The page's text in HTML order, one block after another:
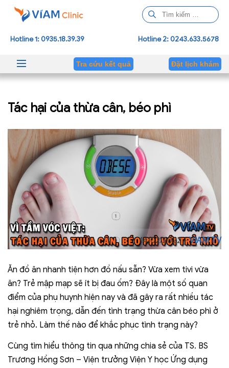
ì
m
h
:
Hotline 1: 0935.18.39.39 Hotline 2: 0243.633.5678
Tra cứu kết quả Đặt lịch khám
Tác hại của thừa cân, béo phì
14/02/2022 -VIAM TV
Ăn đồ ăn nhanh tiện hơn đồ nấu sẵn? Vừa xem tivi vừa
ăn? Trẻ mập mạp sẽ ít bị đau ốm? Đây là một số quan
điểm của phụ huynh hiện nay và đã gây ra rất nhiều tác
hại nghiêm trọng, dẫn đến tình trạng thừa cân béo phì ở
trẻ nhỏ. Làm thế nào để khắc phục tình trạng này?
Cùng tìm hiểu thông tin qua những chia sẻ của TS. BS
Trương Hồng Sơn – Viện trưởng Viện Y học Ứng dụng